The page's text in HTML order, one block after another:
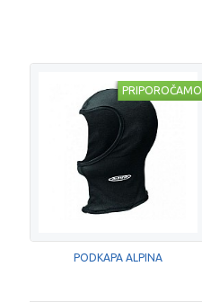
PRIPOROČAMO
PODKAPA ALPINA